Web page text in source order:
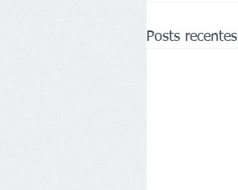
Posts recentes